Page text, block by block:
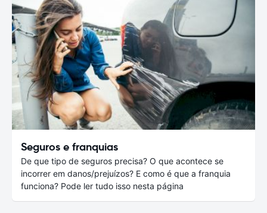
Seguros e franquias
De que tipo de seguros precisa? O que acontece se
incorrer em danos/prejuízos? E como é que a franquia
funciona? Pode ler tudo isso nesta página